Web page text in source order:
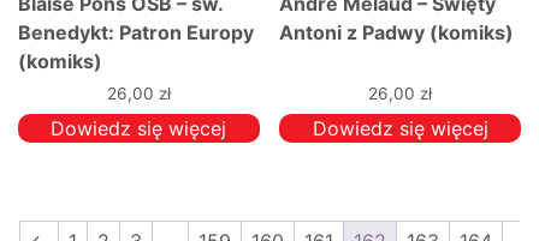
Benedykt: Patron Europy
(komiks)
26,00 zł
Dowiedz się więcej
Antoni z Padwy (komiks)
26,00 zł
Dowiedz się więcej